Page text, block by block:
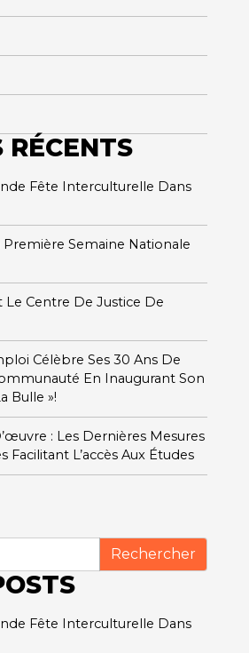
RÉCENTS
Fête Interculturelle Dans
Semaine Nationale
Le Centre De Justice De
Célèbre Ses 30 Ans De
En Inaugurant Son
Bulle »!
: Les Dernières Mesures
Facilitant L’accès Aux Études
Fête Interculturelle Dans